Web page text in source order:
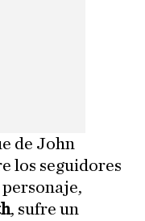
de John
los seguidores
personaje,
, sufre un